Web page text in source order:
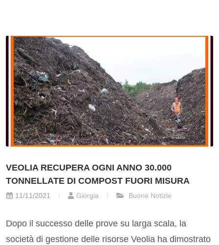
VEOLIA RECUPERA OGNI ANNO 30.000
TONNELLATE DI COMPOST FUORI MISURA
11/11/2021 Giorgia Buone Notizie
Dopo il successo delle prove su larga scala, la
società di gestione delle risorse Veolia ha dimostrato